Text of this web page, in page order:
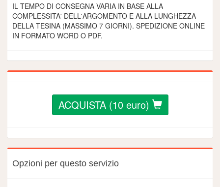
IL TEMPO DI CONSEGNA VARIA IN BASE ALLA
COMPLESSITA' DELL'ARGOMENTO E ALLA LUNGHEZZA
DELLA TESINA (MASSIMO 7 GIORNI). SPEDIZIONE ONLINE
IN FORMATO WORD O PDF.
ACQUISTA (10euro)
Opzioni per questo servizio